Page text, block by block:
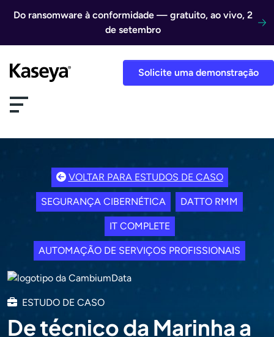
Do ransomware à conformidade — gratuito, ao vivo, 2
de setembro
Solicite uma demonstração
VOLTAR PARA ESTUDOS DE CASO
SEGURANÇA CIBERNÉTICA DATTO RMM
IT COMPLETE
AUTOMAÇÃO DE SERVIÇOS PROFISSIONAIS
ESTUDO DE CASO
De técnico da Marinha a